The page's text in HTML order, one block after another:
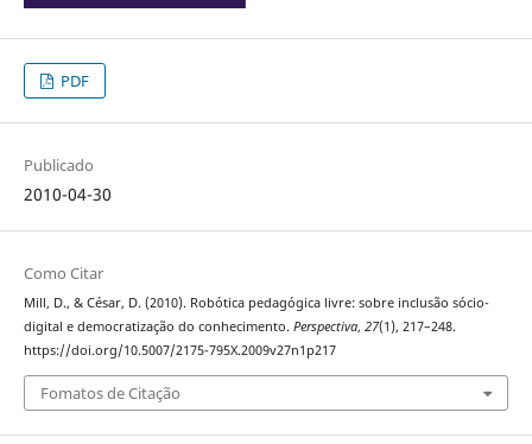
PDF
Publicado
2010-04-30
Como Citar
Mill, D., & César, D. (2010). Robótica pedagógica livre: sobre inclusão sócio-
digital e democratização do conhecimento. Perspectiva, 27(1), 217–248.
https://doi.org/10.5007/2175-795X.2009v27n1p217
Fomatos de Citação